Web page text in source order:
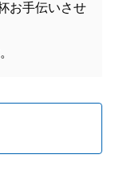
お手伝いさせ